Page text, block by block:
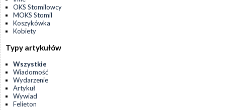
OKS Stomilowcy
MOKS Stomil
Koszykówka
Kobiety
Typy artykułów
Wszystkie
Wiadomość
Wydarzenie
Artykuł
Wywiad
Felieton